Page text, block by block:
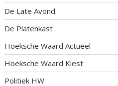
De Late Avond
De Platenkast
Hoeksche Waard Actueel
Hoeksche Waard Kiest
Politiek HW